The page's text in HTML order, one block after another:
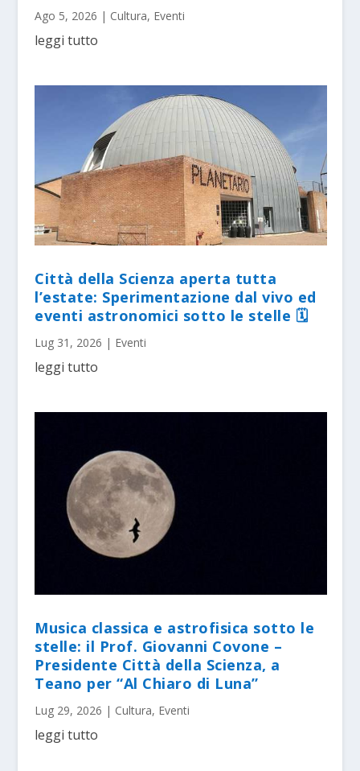
Ago 5, 2026 | Cultura, Eventi
leggi tutto
Città della Scienza aperta tutta
l’estate: Sperimentazione dal vivo ed
eventi astronomici sotto le stelle 🗓
Lug 31, 2026 | Eventi
leggi tutto
Musica classica e astrofisica sotto le
stelle: il Prof. Giovanni Covone –
Presidente Città della Scienza, a
Teano per “Al Chiaro di Luna”
Lug 29, 2026 | Cultura, Eventi
leggi tutto